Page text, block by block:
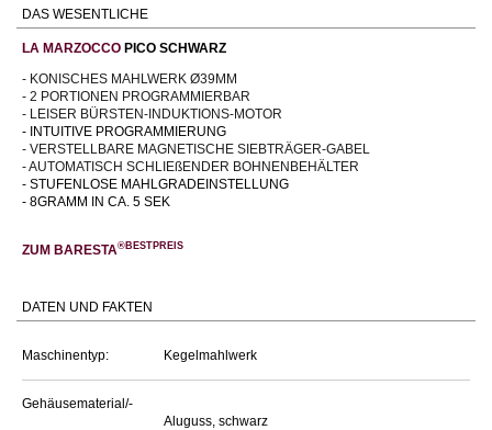
DAS WESENTLICHE
LA MARZOCCO PICO SCHWARZ
- KONISCHES MAHLWERK Ø39MM
- 2 PORTIONEN PROGRAMMIERBAR
- LEISER BÜRSTEN-INDUKTIONS-MOTOR
- INTUITIVE PROGRAMMIERUNG
- VERSTELLBARE MAGNETISCHE SIEBTRÄGER-GABEL
- AUTOMATISCH SCHLIEßENDER BOHNENBEHÄLTER
- STUFENLOSE MAHLGRADEINSTELLUNG
- 8GRAMM IN CA. 5 SEK
ZUM BARESTA®BESTPREIS
DATEN UND FAKTEN
Maschinentyp: Kegelmahlwerk
Gehäusematerial/-
Aluguss, schwarz